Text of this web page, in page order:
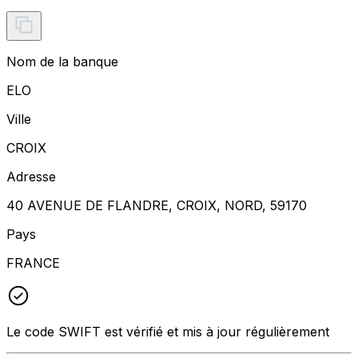
Nom de la banque
ELO
Ville
CROIX
Adresse
40 AVENUE DE FLANDRE, CROIX, NORD, 59170
Pays
FRANCE
Le code SWIFT est vérifié et mis à jour régulièrement